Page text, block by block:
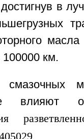
в
км.
смазочных
влияют